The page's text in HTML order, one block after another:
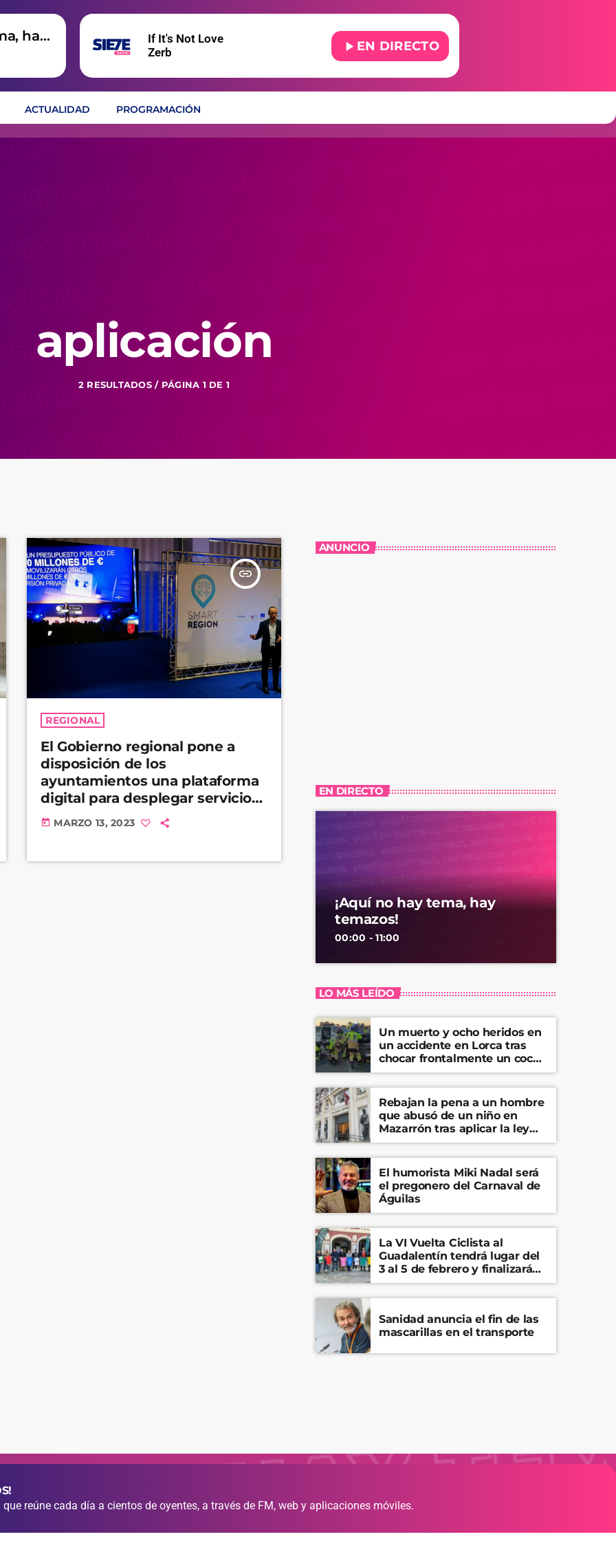
hay
If It's Not Love
Zerb
play_arrow EN DIRECTO
ACTUALIDAD PROGRAMACIÓN
aplicación
2 RESULTADOS / PÁGINA 1 DE 1
insert_link
REGIONAL
El Gobierno regional pone a
disposición de los
ayuntamientos una plataforma
digital para desplegar servicios
municipales inteligentes
today MARZO 13, 2023
ANUNCIO
EN DIRECTO
¡Aquí no hay tema, hay
temazos!
00:00 - 11:00
LO MÁS LEÍDO
Un muerto y ocho heridos en
un accidente en Lorca tras
chocar frontalmente un coche
y una furgoneta
Rebajan la pena a un hombre
que abusó de un niño en
Mazarrón tras aplicar la ley
del ‘solo sí es sí’
El humorista Miki Nadal será
el pregonero del Carnaval de
Águilas
La VI Vuelta Ciclista al
Guadalentín tendrá lugar del
3 al 5 de febrero y finalizará
en el Castillo de Lorca
Sanidad anuncia el fin de las
mascarillas en el transporte
reúne cada día a cientos de oyentes, a través de FM, web y aplicaciones móviles.